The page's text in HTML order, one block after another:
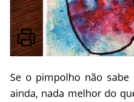
Se o pimpolho não sabe
ainda, nada melhor do